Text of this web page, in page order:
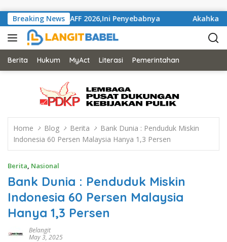
Breaking News
Piala AFF 2026,Ini Penyebabnya Akahkan
Berita Hukum MyAct Literasi Pemerintahan
Home Blog Berita
Bank Dunia : Penduduk Miskin
Indonesia 60 Persen Malaysia Hanya 1,3 Persen
Berita, Nasional
Bank Dunia : Penduduk Miskin
Indonesia 60 Persen Malaysia
Hanya 1,3 Persen
Belangit
May 3, 2025